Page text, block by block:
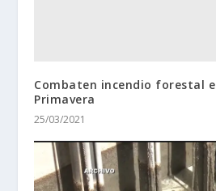
Combaten incendio forestal
Primavera
25/03/2021